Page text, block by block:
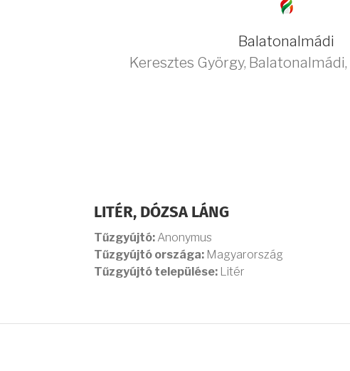
Balatonalmádi
Keresztes György, Balatonalmádi,
LITÉR, DÓZSA LÁNG
Tűzgyújtó: Anonymus
Tűzgyújtó országa: Magyarország
Tűzgyújtó települése: Litér